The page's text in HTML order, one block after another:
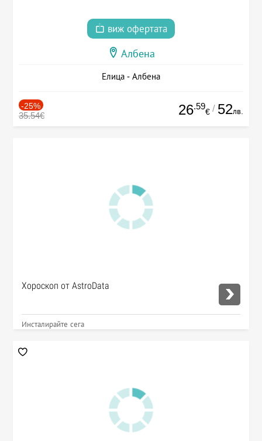
виж офертата
Албена
Елица - Албена
-25%
35.54€ 26.59
€ / 52лв.
Хороскоп от AstroData
Инсталирайте сега